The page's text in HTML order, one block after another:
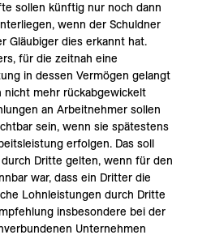
sollen künftig nur noch dann
wenn der Schuldner
Gläubiger dies erkannt hat.
für die zeitnah eine
in dessen Vermögen gelangt
nicht mehr rückabgewickelt
an Arbeitnehmer sollen
sein, wenn sie spätestens
erfolgen. Das soll
Dritte gelten, wenn für den
war, dass ein Dritter die
Lohnleistungen durch Dritte
insbesondere bei der
Unternehmen